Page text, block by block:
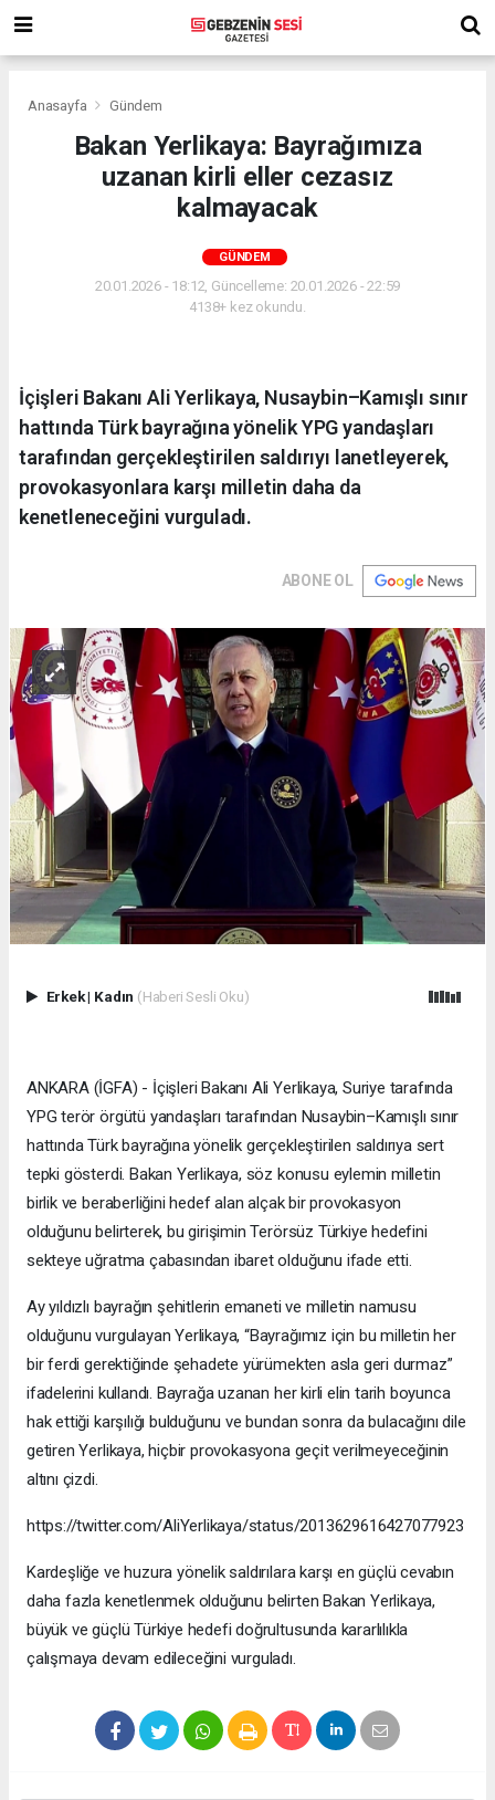
Anasayfa Gündem
Bakan Yerlikaya: Bayrağımıza
uzanan kirli eller cezasız
kalmayacak
GÜNDEM
20.01.2026 - 18:12, Güncelleme: 20.01.2026 - 22:59
4138+ kez okundu.
İçişleri Bakanı Ali Yerlikaya, Nusaybin–Kamışlı sınır
hattında Türk bayrağına yönelik YPG yandaşları
tarafından gerçekleştirilen saldırıyı lanetleyerek,
provokasyonlara karşı milletin daha da
kenetleneceğini vurguladı.
ABONE OL
Erkek| Kadın (Haberi Sesli Oku)
ANKARA (İGFA) - İçişleri Bakanı Ali Yerlikaya, Suriye tarafında
YPG terör örgütü yandaşları tarafından Nusaybin–Kamışlı sınır
hattında Türk bayrağına yönelik gerçekleştirilen saldırıya sert
tepki gösterdi. Bakan Yerlikaya, söz konusu eylemin milletin
birlik ve beraberliğini hedef alan alçak bir provokasyon
olduğunu belirterek, bu girişimin Terörsüz Türkiye hedefini
sekteye uğratma çabasından ibaret olduğunu ifade etti.
Ay yıldızlı bayrağın şehitlerin emaneti ve milletin namusu
olduğunu vurgulayan Yerlikaya, “Bayrağımız için bu milletin her
bir ferdi gerektiğinde şehadete yürümekten asla geri durmaz”
ifadelerini kullandı. Bayrağa uzanan her kirli elin tarih boyunca
hak ettiği karşılığı bulduğunu ve bundan sonra da bulacağını dile
getiren Yerlikaya, hiçbir provokasyona geçit verilmeyeceğinin
altını çizdi.
https://twitter.com/AliYerlikaya/status/2013629616427077923
Kardeşliğe ve huzura yönelik saldırılara karşı en güçlü cevabın
daha fazla kenetlenmek olduğunu belirten Bakan Yerlikaya,
büyük ve güçlü Türkiye hedefi doğrultusunda kararlılıkla
çalışmaya devam edileceğini vurguladı.